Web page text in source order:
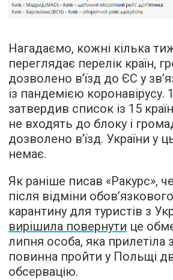
Нагадаємо, кожні кілька
переглядає перелік країн,
дозволено в’їзд до ЄС у
із пандемією коронавірусу.
затвердив список із 15
не входять до блоку і
дозволено в’їзд. України у
немає.
Як раніше писав «Ракурс»,
після відміни
карантину для туристів з
вирішила повернути це
липня особа, яка прилетіла
повинна пройти у Польщі
обсервацію.